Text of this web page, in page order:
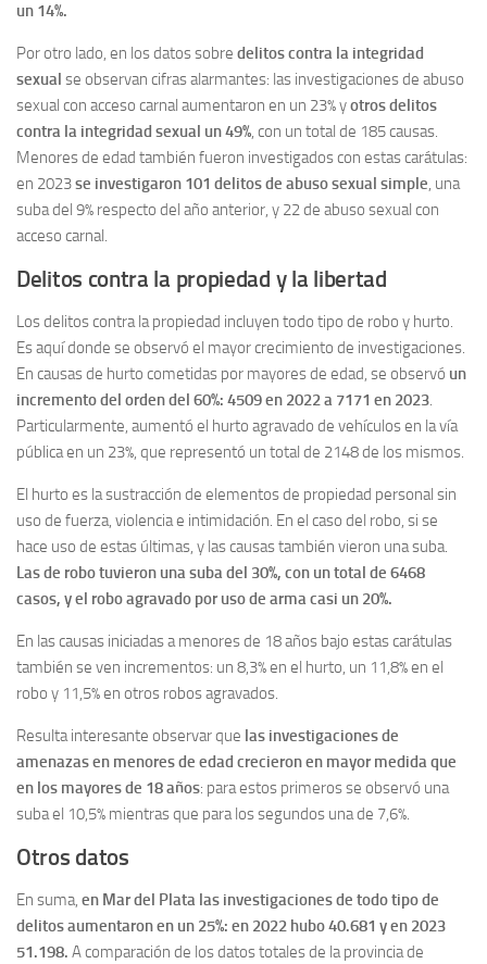
un 14%.
Por otro lado, en los datos sobre delitos contra la integridad
sexual se observan cifras alarmantes: las investigaciones de abuso
sexual con acceso carnal aumentaron en un 23% yotros delitos
contra la integridad sexual un 49%, con un total de 185 causas.
Menores de edad también fueron investigados con estas carátulas:
en 2023se investigaron 101 delitos de abuso sexual simple, una
suba del 9% respecto del año anterior, y 22 de abuso sexual con
acceso carnal.
Delitos contra la propiedad y la libertad
Los delitos contra la propiedad incluyen todo tipo de robo y hurto.
Es aquí donde se observó el mayor crecimiento de investigaciones.
En causas de hurto cometidas por mayores de edad, se observó un
incremento del orden del 60%: 4509 en 2022 a 7171 en 2023.
Particularmente, aumentó el hurto agravado de vehículos en la vía
pública en un 23%, que representó un total de 2148 de los mismos.
El hurto es la sustracción de elementos de propiedad personal sin
uso de fuerza, violencia e intimidación. En el caso del robo, si se
hace uso de estas últimas, y las causas también vieron una suba.
Las de robo tuvieron una suba del 30%, con un total de 6468
casos, y el robo agravado por uso de arma casi un 20%.
En las causas iniciadas a menores de 18 años bajo estas carátulas
también se ven incrementos: un 8,3% en el hurto, un 11,8% en el
robo y 11,5% en otros robos agravados.
Resulta interesante observar que las investigaciones de
amenazas en menores de edad crecieron en mayor medida que
en los mayores de 18 años: para estos primeros se observó una
suba el 10,5% mientras que para los segundos una de 7,6%.
Otros datos
En suma, en Mar del Plata las investigaciones de todo tipo de
delitos aumentaron en un 25%: en 2022 hubo 40.681 y en 2023
51.198. A comparación de los datos totales de la provincia de